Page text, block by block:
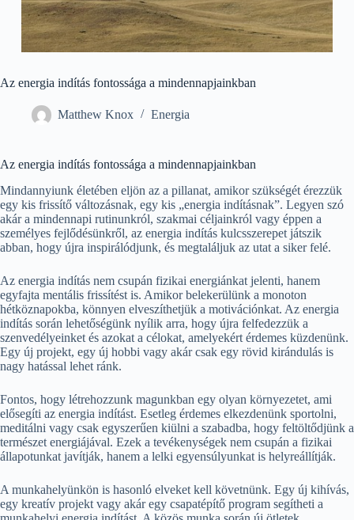
Az energia indítás fontossága a mindennapjainkban
Matthew Knox Energia
Az energia indítás fontossága a mindennapjainkban
Mindannyiunk életében eljön az a pillanat, amikor szükségét érezzük
egy kis frissítő változásnak, egy kis „energia indításnak”. Legyen szó
akár a mindennapi rutinunkról, szakmai céljainkról vagy éppen a
személyes fejlődésünkről, az energia indítás kulcsszerepet játszik
abban, hogy újra inspirálódjunk, és megtaláljuk az utat a siker felé.
Az energia indítás nem csupán fizikai energiánkat jelenti, hanem
egyfajta mentális frissítést is. Amikor belekerülünk a monoton
hétköznapokba, könnyen elveszíthetjük a motivációnkat. Az energia
indítás során lehetőségünk nyílik arra, hogy újra felfedezzük a
szenvedélyeinket és azokat a célokat, amelyekért érdemes küzdenünk.
Egy új projekt, egy új hobbi vagy akár csak egy rövid kirándulás is
nagy hatással lehet ránk.
Fontos, hogy létrehozzunk magunkban egy olyan környezetet, ami
elősegíti az energia indítást. Esetleg érdemes elkezdenünk sportolni,
meditálni vagy csak egyszerűen kiülni a szabadba, hogy feltöltődjünk a
természet energiájával. Ezek a tevékenységek nem csupán a fizikai
állapotunkat javítják, hanem a lelki egyensúlyunkat is helyreállítják.
A munkahelyünkön is hasonló elveket kell követnünk. Egy új kihívás,
egy kreatív projekt vagy akár egy csapatépítő program segítheti a